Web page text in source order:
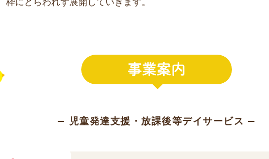
枠にとらわれず展開していきます。
児童発達支援・ 放課後等デイサービス